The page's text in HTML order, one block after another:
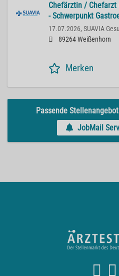
Chefärztin /
- Schwerpunkt
17.07.2026, SUAVIA
89264 Weißenhorn
Merken
Passende
JobMail